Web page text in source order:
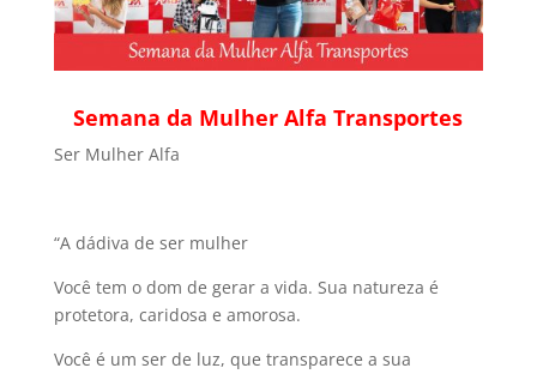
Semana da Mulher Alfa Transportes
Ser Mulher Alfa
“A dádiva de ser mulher
Você tem o dom de gerar a vida. Sua natureza é
protetora, caridosa e amorosa.
Você é um ser de luz, que transparece a sua